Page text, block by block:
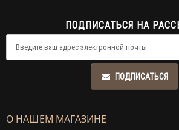
ПОДПИСАТЬСЯ НА
ПОДПИСАТЬСЯ
О НАШЕМ МАГАЗИНЕ